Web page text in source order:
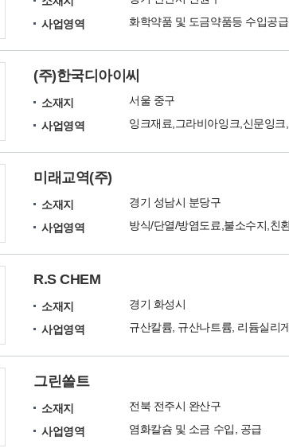
사업영역
화학약품 및 도금약품등 수입공급
(주)한국디아이씨
소재지
서울 중구
사업영역
미래교역(주)
소재지
경기 성남시 분당구
사업영역
R.S CHEM
소재지
경기 화성시
사업영역
그린쏠트
소재지
전북 전주시 완산구
사업영역
염화칼슘 및 소금 수입, 공급